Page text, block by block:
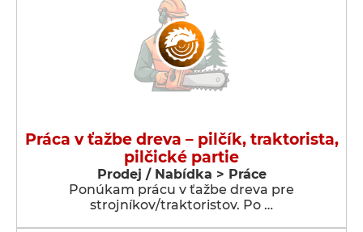
Práca v ťažbe dreva – pilčík, traktorista,
pilčické partie
Prodej / Nabídka > Práce
Ponúkam prácu v ťažbe dreva pre
strojníkov/traktoristov. Po …